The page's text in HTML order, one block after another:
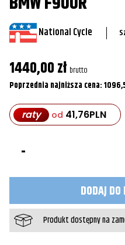
National Cycle
1440,00zł brutto
Poprzednia najniższa cena:
raty od 41,76PLN
do
F900R
DODAJ
Produkt dostępny na